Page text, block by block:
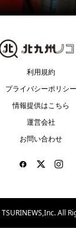
利用規約
プライバシーポリシー
情報提供はこちら
運営会社
お問い合わせ
TSURINEWS,Inc. All